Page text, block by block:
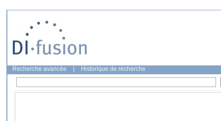
Recherche avancée Historique de recherche